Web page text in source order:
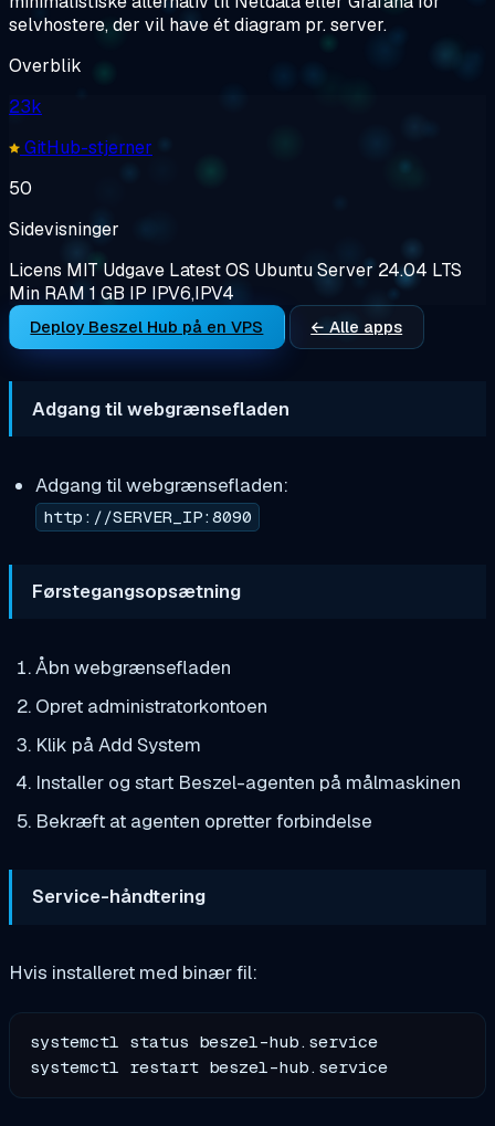
selvhostere, der vil have ét diagram pr. server.
Overblik
23k
GitHub-stjerner
50
Sidevisninger
Licens MIT Udgave LatestOS Ubuntu Server 24.04 LTS
Min RAM 1 GB IP IPV6,IPV4
Deploy Beszel Hub på en VPS ← Alle apps
Adgang til webgrænsefladen
Adgang til webgrænsefladen:
http://SERVER_IP:8090
Førstegangsopsætning
Åbn webgrænsefladen
Opret administratorkontoen
Klik på Add System
Installer og start Beszel-agenten på målmaskinen
Bekræft at agenten opretter forbindelse
Service-håndtering
Hvis installeret med binær fil:
systemctl status beszel-hub.service